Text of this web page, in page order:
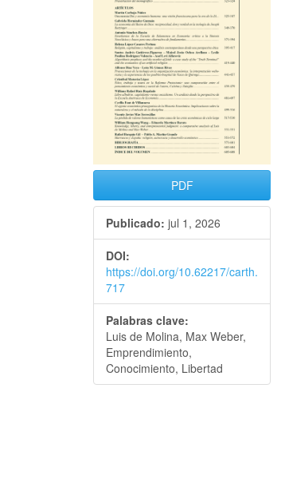
PDF
Publicado: jul 1, 2026
DOI:
https://doi.org/10.62217/carth.
717
Palabras clave:
Luis de Molina, Max Weber,
Emprendimiento,
Conocimiento, Libertad